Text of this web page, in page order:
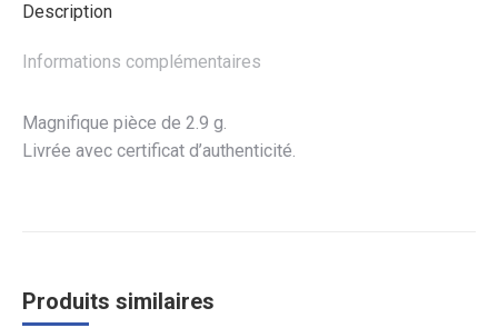
Description
Informations complémentaires
Magnifique pièce de 2.9 g.
Livrée avec certificat d’authenticité.
Produits similaires